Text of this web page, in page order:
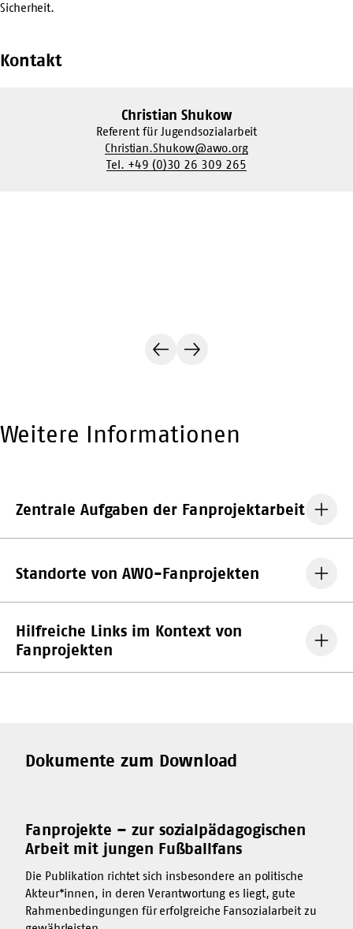
Sicherheit.
Kontakt
Christian Shukow
Referent für Jugendsozialarbeit
Christian.Shukow@awo.org
Tel. +49 (0)30 26 309 265
VorherigerNächster
Weitere Informationen
Zentrale Aufgaben der Fanprojektarbeit
Standorte von AWO-Fanprojekten
Hilfreiche Links im Kontext von
Fanprojekten
Dokumente zum Download
Fanprojekte – zur sozialpädagogischen
Arbeit mit jungen Fußballfans
Die Publikation richtet sich insbesondere an politische
Akteur*innen, in deren Verantwortung es liegt, gute
Rahmenbedingungen für erfolgreiche Fansozialarbeit zu